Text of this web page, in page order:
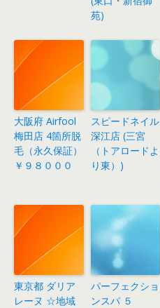
苑)
大阪府 Airfool
梅田店 4箇所脱
毛（永久保証）
￥９８０００
スピードネイル
深江店 (三宮
（トアロードよ
り東）)
東京都 ダリア
レーヌ ☆地域
パーフェクショ
ンスパ ５